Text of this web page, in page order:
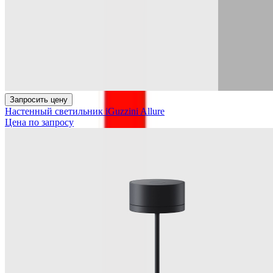
Запросить цену
Настенный светильник iGuzzini Allure
Цена по запросу